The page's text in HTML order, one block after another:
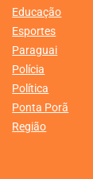
Educação
Esportes
Paraguai
Polícia
Política
Ponta Porã
Região